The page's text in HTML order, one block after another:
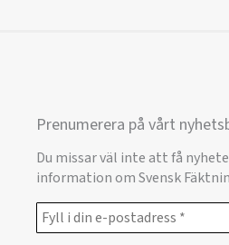
Prenumerera på vårt
Du missar väl inte att få
information om Svensk